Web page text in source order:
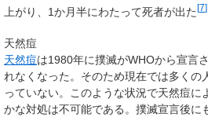
上がり、1か月半にわたって死者が出た [7]
天然痘
天然痘は1980年に撲滅がWHOから宣言
れなくなった。そのため現在では多くの
っていない。このような状況で天然痘に
かな対処は不可能である。撲滅宣言後に